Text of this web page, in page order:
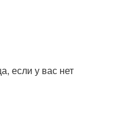
если у вас нет